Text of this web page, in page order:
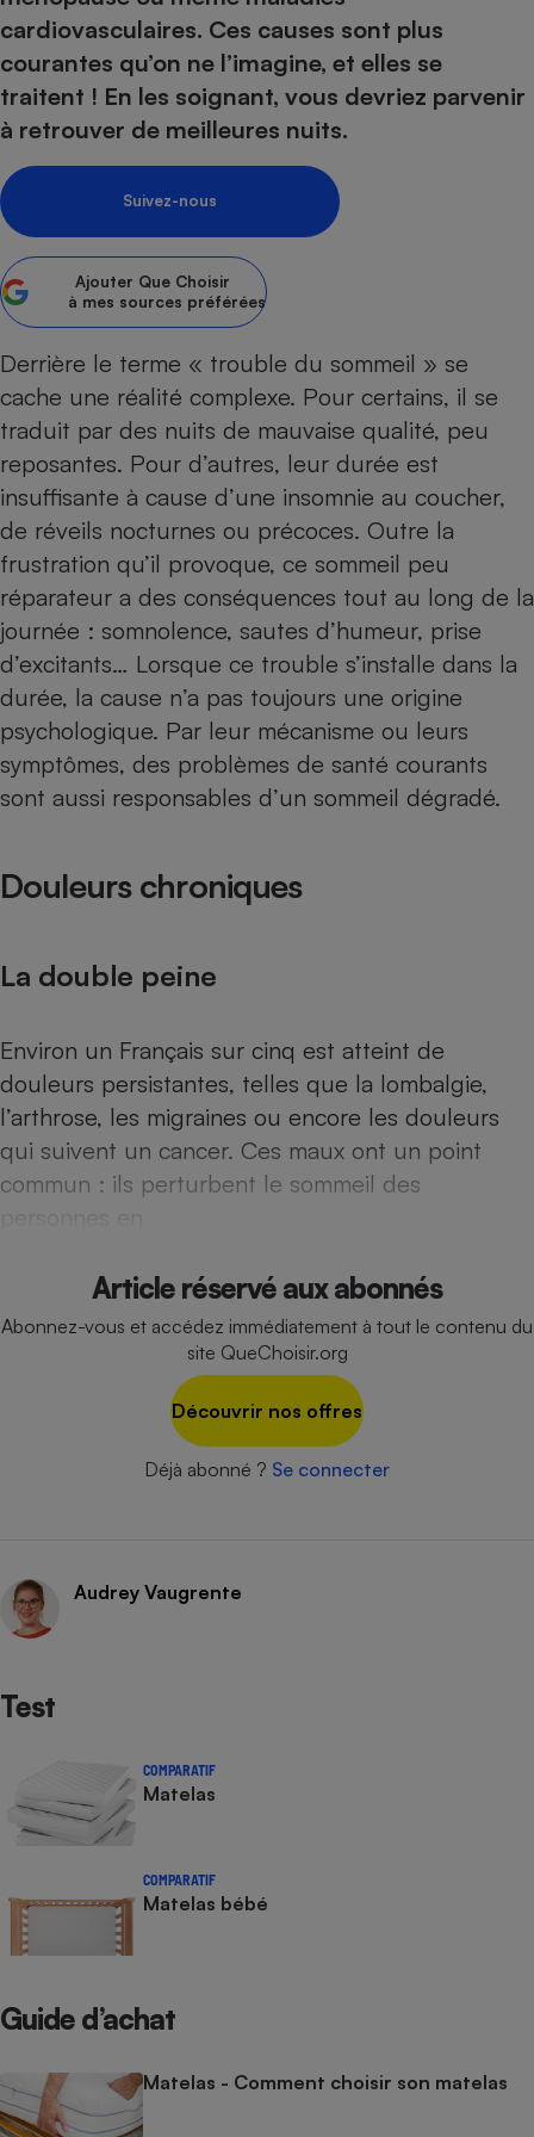
cardiovasculaires. Ces causes sont plus
courantes qu’on ne l’imagine, et elles se
traitent ! En les soignant, vous devriez parvenir
à retrouver de meilleures nuits.
Suivez-nous
Ajouter Que Choisir
à mes sources préférées
Derrière le terme « trouble du sommeil » se
cache une réalité complexe. Pour certains, il se
traduit par des nuits de mauvaise qualité, peu
reposantes. Pour d’autres, leur durée est
insuffisante à cause d’une insomnie au coucher,
de réveils nocturnes ou précoces. Outre la
frustration qu’il provoque, ce sommeil peu
réparateur a des conséquences tout au long de la
journée : somnolence, sautes d’humeur, prise
d’excitants… Lorsque ce trouble s’installe dans la
durée, la cause n’a pas toujours une origine
psychologique. Par leur mécanisme ou leurs
symptômes, des problèmes de santé courants
sont aussi responsables d’un sommeil dégradé.
Douleurs chroniques
La double peine
Environ un Français sur cinq est atteint de
douleurs persistantes, telles que la lombalgie,
l’arthrose, les migraines ou encore les douleurs
qui suivent un cancer. Ces maux ont un point
commun : ils perturbent le sommeil des
Article réservé aux abonnés
Abonnez-vous et accédez immédiatement à tout le contenu du
site QueChoisir.org
Découvrir nos offres
Déjà abonné ? Se connecter
Audrey Vaugrente
Test
COMPARATIF
Matelas
COMPARATIF
Matelas bébé
Guide d’achat
Matelas - Comment choisir son matelas
Complément
alimentaire
Assurance emprunteur
Petit électroménager -
Plaque de cuisson à
induction
Cafetière à expressos
Robot ménager
Smartphone
Antivirus
Radiateur électrique
Climatiseur -
Ventilateur
Mutuelle